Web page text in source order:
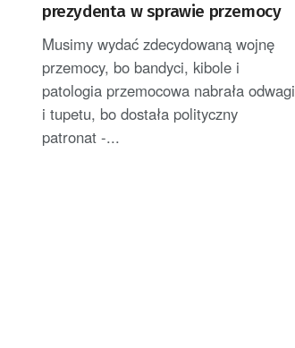
prezydenta w sprawie przemocy
Musimy wydać zdecydowaną wojnę
przemocy, bo bandyci, kibole i
patologia przemocowa nabrała odwagi
i tupetu, bo dostała polityczny
patronat -...